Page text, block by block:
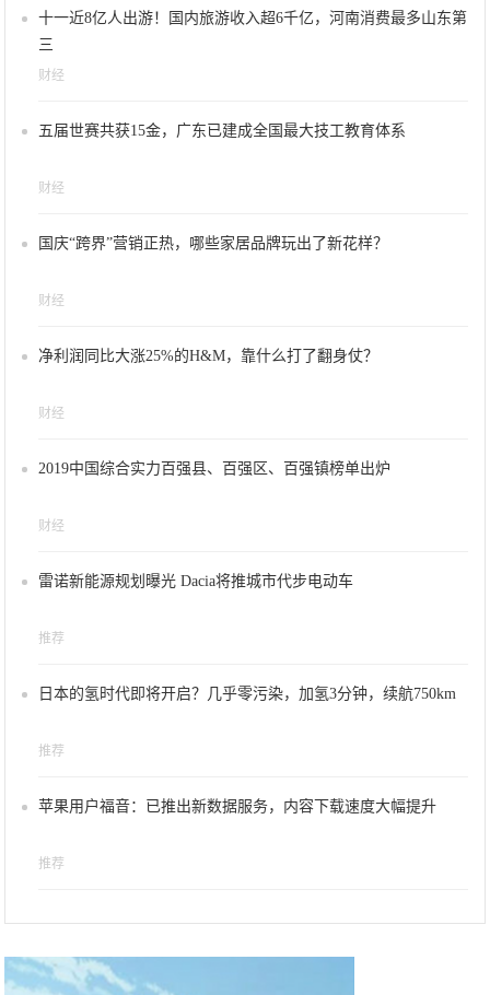
十一近8亿人出游！国内旅游收入超6千亿，河南消费最多山东第
三
财经
五届世赛共获15金，广东已建成全国最大技工教育体系
财经
国庆“跨界”营销正热，哪些家居品牌玩出了新花样？
财经
净利润同比大涨25%的H&M，靠什么打了翻身仗？
财经
2019中国综合实力百强县、百强区、百强镇榜单出炉
财经
雷诺新能源规划曝光 Dacia将推城市代步电动车
推荐
日本的氢时代即将开启？几乎零污染，加氢3分钟，续航750km
推荐
苹果用户福音：已推出新数据服务，内容下载速度大幅提升
推荐